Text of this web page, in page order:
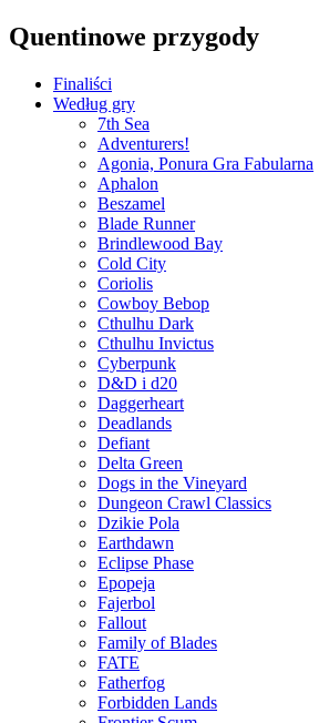
Quentinowe przygody
Finaliści
Według gry
7th Sea
Adventurers!
Agonia, Ponura Gra Fabularna
Aphalon
Beszamel
Blade Runner
Brindlewood Bay
Cold City
Coriolis
Cowboy Bebop
Cthulhu Dark
Cthulhu Invictus
Cyberpunk
D&D i d20
Daggerheart
Deadlands
Defiant
Delta Green
Dogs in the Vineyard
Dungeon Crawl Classics
Dzikie Pola
Earthdawn
Eclipse Phase
Epopeja
Fajerbol
Fallout
Family of Blades
FATE
Fatherfog
Forbidden Lands